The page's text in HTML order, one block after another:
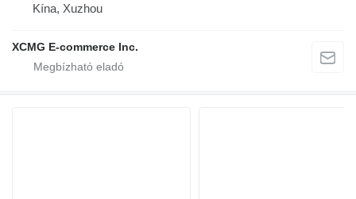
Kína, Xuzhou
XCMG E-commerce Inc.